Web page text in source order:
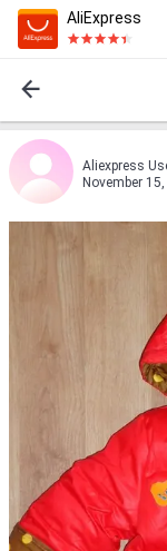
AliExpress
Aliexpress
November